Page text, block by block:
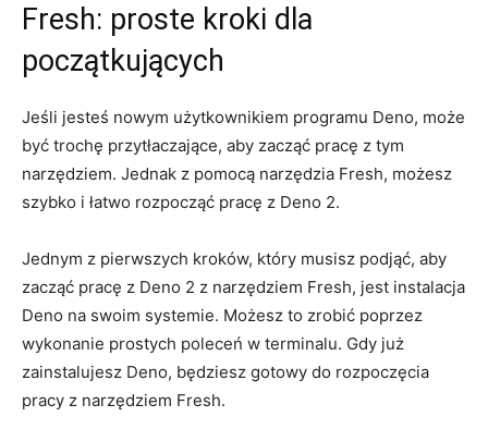
Fresh: proste ⁣kroki dla​
początkujących
Jeśli jesteś nowym użytkownikiem programu Deno, ⁣może
być trochę przytłaczające, ​aby zacząć pracę‍ z tym‍
narzędziem. ⁢Jednak z‌ pomocą narzędzia Fresh, możesz
szybko i łatwo rozpocząć pracę z Deno 2.
Jednym z pierwszych‍ kroków,‍ który musisz podjąć,‌ aby​
zacząć pracę z Deno ⁤2​ z narzędziem‍ Fresh, jest instalacja
Deno⁢ na swoim systemie. Możesz​ to‍ zrobić ‍poprzez
wykonanie prostych ⁤poleceń w‍ terminalu. ⁢Gdy już​
zainstalujesz Deno, będziesz gotowy‍ do ‍rozpoczęcia‍
pracy z narzędziem Fresh.